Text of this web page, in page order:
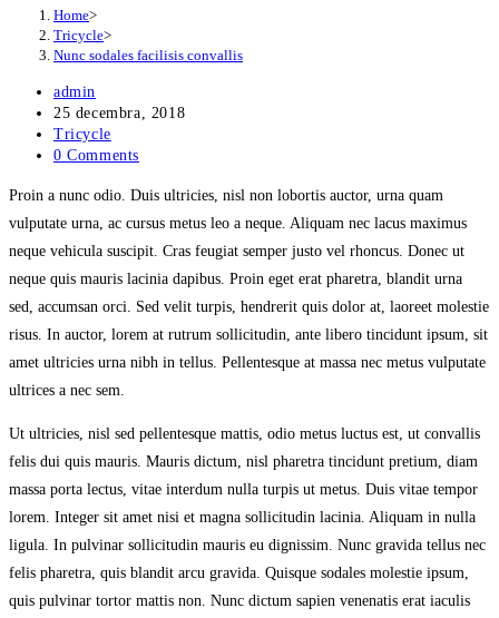
Home>
Tricycle>
Nunc sodales facilisis convallis
Post
author:
admin
Post
published:
25 decembra, 2018
Post
category:
Tricycle
Post
0 Comments
Proin a nunc odio. Duis ultricies, nisl non lobortis auctor, urna quam
vulputate urna, ac cursus metus leo a neque. Aliquam nec lacus maximus
neque vehicula suscipit. Cras feugiat semper justo vel rhoncus. Donec ut
neque quis mauris lacinia dapibus. Proin eget erat pharetra, blandit urna
sed, accumsan orci. Sed velit turpis, hendrerit quis dolor at, laoreet molestie
risus. In auctor, lorem at rutrum sollicitudin, ante libero tincidunt ipsum, sit
amet ultricies urna nibh in tellus. Pellentesque at massa nec metus vulputate
ultrices a nec sem.
Ut ultricies, nisl sed pellentesque mattis, odio metus luctus est, ut convallis
felis dui quis mauris. Mauris dictum, nisl pharetra tincidunt pretium, diam
massa porta lectus, vitae interdum nulla turpis ut metus. Duis vitae tempor
lorem. Integer sit amet nisi et magna sollicitudin lacinia. Aliquam in nulla
ligula. In pulvinar sollicitudin mauris eu dignissim. Nunc gravida tellus nec
felis pharetra, quis blandit arcu gravida. Quisque sodales molestie ipsum,
quis pulvinar tortor mattis non. Nunc dictum sapien venenatis erat iaculis